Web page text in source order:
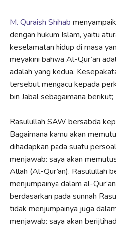
M. Quraish Shihab
dengan hukum Islam, yaitu
keselamatan hidup di masa
meyakini bahwa Al-Qur’an
adalah yang kedua.
tersebut mengacu kepada
bin Jabal sebagaimana berikut;
Rasulullah SAW bersabda
Bagaimana kamu akan
dihadapkan pada suatu
menjawab: saya akan
Allah (Al-Qur’an). Rasulullah
menjumpainya dalam al-
berdasarkan pada sunnah
tidak menjumpainya juga
menjawab: saya akan